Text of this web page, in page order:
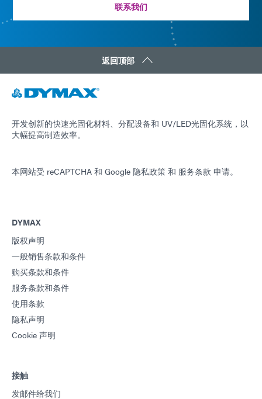
联系我们
返回顶部
开发创新的快速光固化材料、分配设备和 UV/LED光固化系统，以
大幅提高制造效率。
本网站受 reCAPTCHA 和 Google 隐私政策 和 服务条款 申请。
DYMAX
版权声明
一般销售条款和条件
购买条款和条件
服务条款和条件
使用条款
隐私声明
Cookie 声明
接触
发邮件给我们